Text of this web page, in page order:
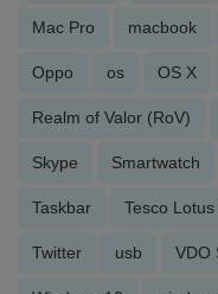
Mac Pro macbook
Oppo os OS X
Realm of Valor (RoV)
Skype Smartwatch
Taskbar Tesco Lotus
Twitter usb VDO